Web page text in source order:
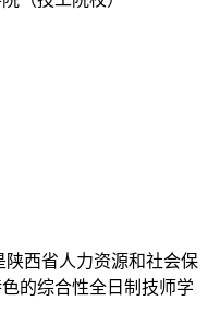
陕西省人力资源和社会保
的综合性全日制技师学